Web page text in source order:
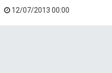
12/07/2013 00:00